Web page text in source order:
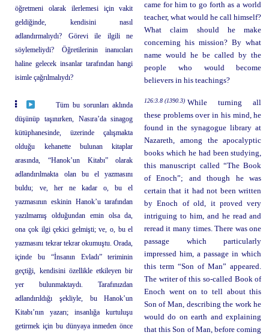
öğretmeni olarak ilerlemesi için vakit
geldiğinde, kendisini nasıl
adlandırmalıydı? Görevi ile ilgili ne
söylemeliydi? Öğretilerinin inanıcıları
haline gelecek insanlar tarafından hangi
isimle çağrılmalıydı?
came for him to go forth as a world
teacher, what would he call himself?
What claim should he make
concerning his mission? By what
name would he be called by the
people who would become
believers in his teachings?
Tüm bu sorunları aklında
düşünüp taşınırken, Nasıra’da sinagog
kütüphanesinde, üzerinde çalışmakta
olduğu kehanette bulunan kitaplar
arasında, “Hanok’un Kitabı” olarak
adlandırılmakta olan bu el yazmasını
buldu; ve, her ne kadar o, bu el
yazmasının eskinin Hanok’u tarafından
yazılmamış olduğundan emin olsa da,
ona çok ilgi çekici gelmişti; ve, o, bu el
yazmasını tekrar tekrar okumuştu. Orada,
içinde bu “İnsanın Evladı” teriminin
geçtiği, kendisini özellikle etkileyen bir
yer bulunmaktaydı. Tarafınızdan
adlandırıldığı şekliyle, bu Hanok’un
Kitabı’nın yazarı; insanlığa kurtuluşu
getirmek için bu dünyaya inmeden önce
126:3.8 (1390.3) While turning all
these problems over in his mind, he
found in the synagogue library at
Nazareth, among the apocalyptic
books which he had been studying,
this manuscript called “The Book
of Enoch”; and though he was
certain that it had not been written
by Enoch of old, it proved very
intriguing to him, and he read and
reread it many times. There was one
passage which particularly
impressed him, a passage in which
this term “Son of Man” appeared.
The writer of this so-called Book of
Enoch went on to tell about this
Son of Man, describing the work he
would do on earth and explaining
that this Son of Man, before coming